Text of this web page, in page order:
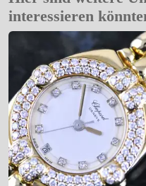
interessieren